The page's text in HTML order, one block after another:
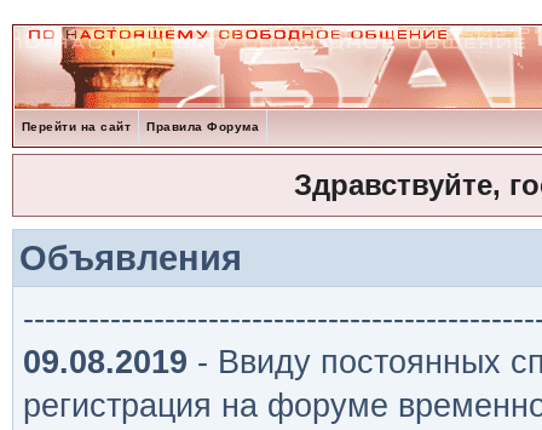
Перейти на сайт Правила Форума
Здравствуйте,
Объявления
09.08.2019 - Ввиду постоянных
регистрация на форуме